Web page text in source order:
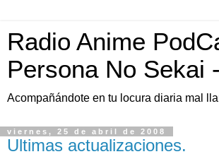
Radio Anime
Persona No Sekai
Acompañándote en tu locura diaria mal
viernes, 25 de abril de 2008
Ultimas actualizaciones.